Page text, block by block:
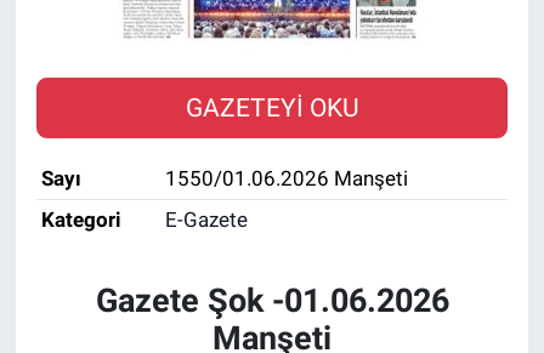
GAZETEYİ OKU
Sayı
1550/01.06.2026 Manşeti
Kategori
E-Gazete
Gazete Şok -01.06.2026
Manşeti
Keşfet
RESMİ İLANLAR